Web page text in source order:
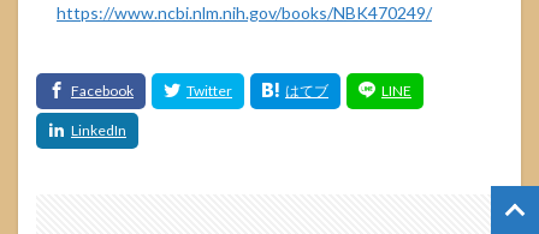
https://www.ncbi.nlm.nih.gov/books/NBK470249/